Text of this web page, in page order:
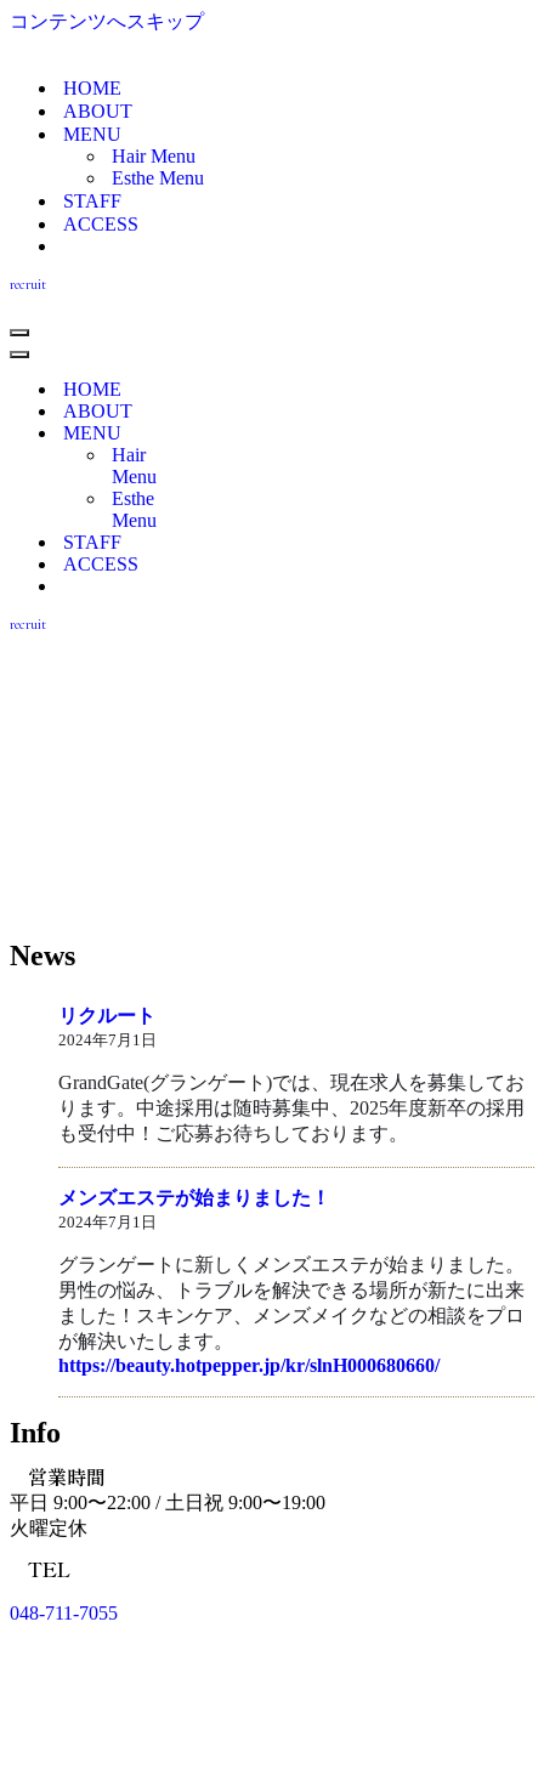
コンテンツへスキップ
HOME
ABOUT
MENU
Hair Menu
Esthe Menu
STAFF
ACCESS
recruit
ナ
ビ
ナ
HOME
ABOUT
MENU
Hair
Menu
Esthe
Menu
STAFF
ACCESS
recruit
News
リクルート
2024年7月1日
GrandGate(グランゲート)では、現在求人を募集してお
ります。中途採用は随時募集中、2025年度新卒の採用
も受付中！ご応募お待ちしております。
メンズエステが始まりました！
2024年7月1日
グランゲートに新しくメンズエステが始まりました。
男性の悩み、トラブルを解決できる場所が新たに出来
ました！スキンケア、メンズメイクなどの相談をプロ
が解決いたします。
https://beauty.hotpepper.jp/kr/slnH000680660/
Info
営業時間
平日 9:00〜22:00 / 土日祝 9:00〜19:00
火曜定休
TEL
048-711-7055